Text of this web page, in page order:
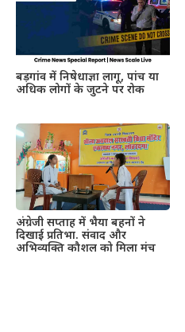
बड़गांव में निषेधाज्ञा लागू, पांच या
अधिक लोगों के जुटने पर रोक
अंग्रेजी सप्ताह में भैया बहनों ने
दिखाई प्रतिभा. संवाद और
अभिव्यक्ति कौशल को मिला मंच